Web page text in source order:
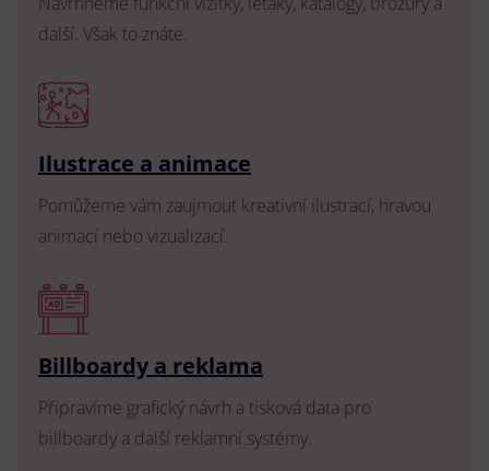
další. Však to znáte.
Ilustrace a animace
Pomůžeme vám zaujmout kreativní ilustrací, hravou
animací nebo vizualizací.
Billboardy a reklama
Připravíme grafický návrh a tisková data pro
billboardy a další reklamní systémy.